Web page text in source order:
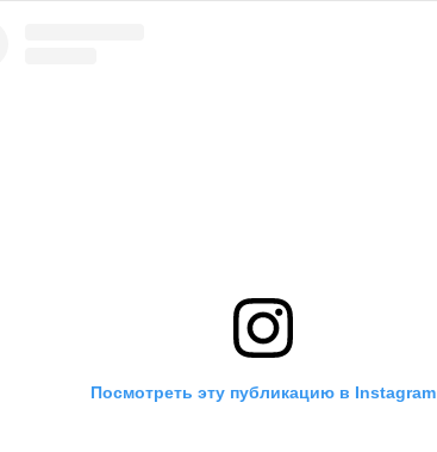
Посмотреть эту публикацию в Instagram